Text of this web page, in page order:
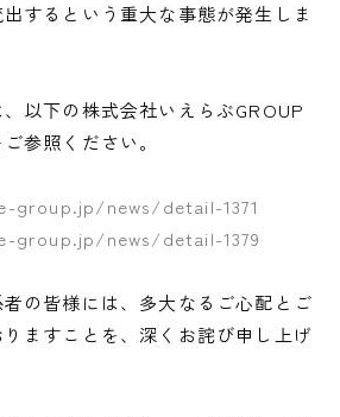
するという重大な事態が発生しま
以下の株式会社いえらぶGROUP
参照ください。
group.jp/news/detail-1371
group.jp/news/detail-1379
の皆様には、多大なるご心配とご
ますことを、深くお詫び申し上げ